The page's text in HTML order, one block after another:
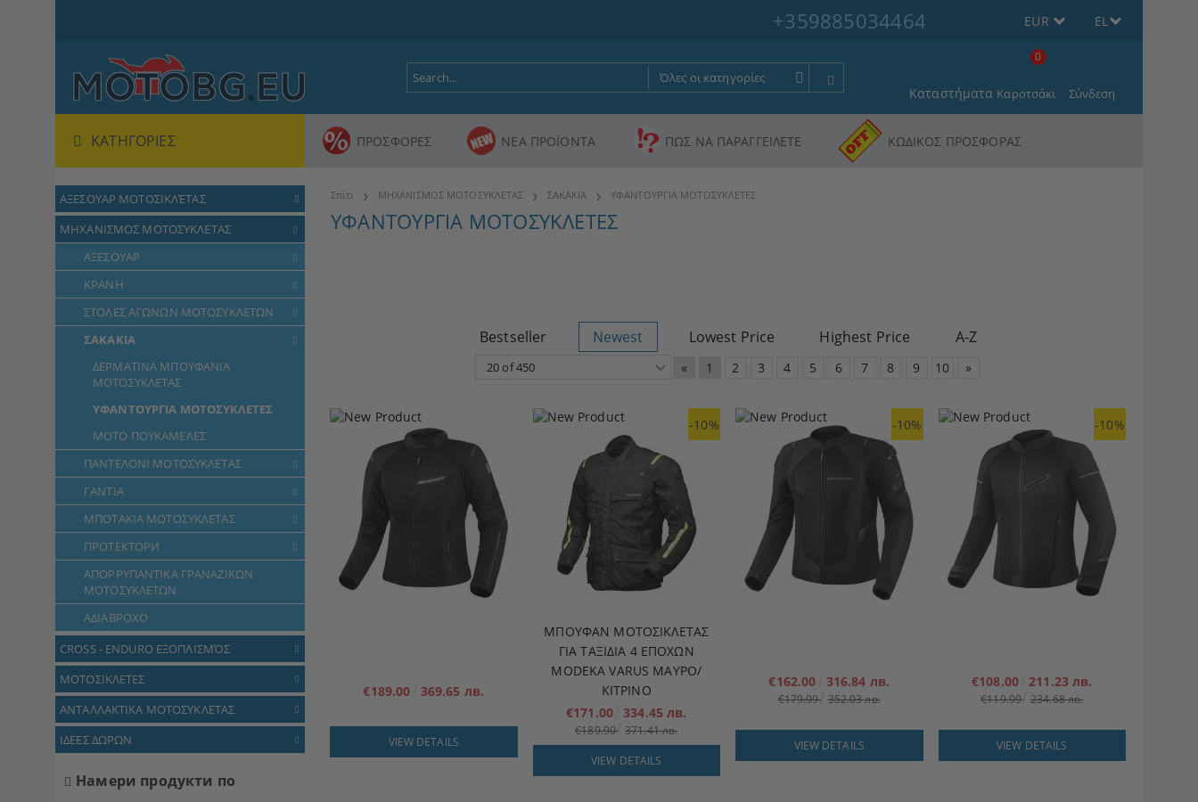
+359885034464 EUR EL
Καταστήματα Καροτσάκι
0
Σύνδεση
ΚΑΤΗΓΟΡΊΕΣ ΠΡΟΣΦΟΡΕΣ ΝΕΑ ΠΡΟΪΟΝΤΑ ΠΩΣ ΝΑ ΠΑΡΑΓΓΕΙΛΕΤΕ ΚΩΔΙΚΟΣ ΠΡΟΣΦΟΡΑΣ
ΑΞΕΣΟΥΑΡ ΜΟΤΟΣΙΚΛΈΤΑΣ
ΜΗΧΑΝΙΣΜΟΣ ΜΟΤΟΣΥΚΛΕΤΑΣ
ΑΞΕΣΟΥΑΡ
ΚΡΑΝΗ
ΣΤΟΛΕΣ ΑΓΩΝΩΝ ΜΟΤΟΣΥΚΛΕΤΩΝ
ΣΑΚΑΚΙΑ
ΔΕΡΜΑΤΙΝΑ ΜΠΟΥΦΑΝΙΑ
ΜΟΤΟΣΥΚΛΕΤΑΣ
ΥΦΑΝΤΟΥΡΓΙΑ ΜΟΤΟΣΥΚΛΕΤΕΣ
ΜΟΤΟ ΠΟΥΚΑΜΕΛΕΣ
ΠΑΝΤΕΛΟΝΙ ΜΟΤΟΣΥΚΛΕΤΑΣ
ΓΑΝΤΙΑ
ΜΠΟΤΑΚΙΑ ΜΟΤΟΣΥΚΛΕΤΑΣ
ПРОТЕКТОРИ
ΑΠΟΡΡΥΠΑΝΤΙΚΑ ΓΡΑΝΑΖΙΚΩΝ
ΜΟΤΟΣΥΚΛΕΤΩΝ
ΑΔΙΑΒΡΟΧΟ
CROSS - ENDURO ΕΞΟΠΛΙΣΜΌΣ
ΜΟΤΟΣΙΚΛΕΤΕΣ
ΑΝΤΑΛΛΑΚΤΙΚΑ ΜΟΤΟΣΥΚΛΕΤΑΣ
ΙΔΕΕΣ ΔΩΡΩΝ
Намери продукти по
Σπίτι ΜΗΧΑΝΙΣΜΟΣ ΜΟΤΟΣΥΚΛΕΤΑΣ ΣΑΚΑΚΙΑ ΥΦΑΝΤΟΥΡΓΙΑ ΜΟΤΟΣΥΚΛΕΤΕΣ
ΥΦΑΝΤΟΥΡΓΙΑ ΜΟΤΟΣΥΚΛΕΤΕΣ
Bestseller Newest Lowest Price Highest Price A-Z
« 1 2 3 4 5 6 7 8 9 10 »
€189.00 369.65 лв.
VIEW DETAILS
-10%
ΜΠΟΥΦΆΝ ΜΟΤΟΣΙΚΛΈΤΑΣ
ΓΙΑ ΤΑΞΊΔΙΑ 4 ΕΠΟΧΏΝ
MODEKA VARUS ΜΑΎΡΟ/
ΚΊΤΡΙΝΟ
€171.00 334.45 лв.
€189.90 371.41 лв.
VIEW DETAILS
-10%
€162.00 316.84 лв.
€179.99 352.03 лв.
VIEW DETAILS
-10%
€108.00 211.23 лв.
€119.99 234.68 лв.
VIEW DETAILS